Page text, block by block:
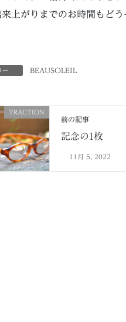
上がりまでのお時間もど
ー BEAUSOLEIL
TRACTION
前の記事
記念の1枚
11月 5, 2022